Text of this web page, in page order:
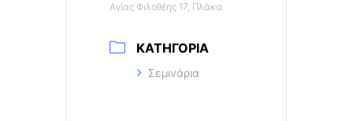
Αγίας Φιλοθέης 17, Πλάκα
ΚΑΤΗΓΟΡΊΑ
Σεμινάρια